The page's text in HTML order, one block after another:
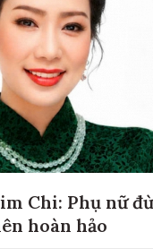
Chi: Phụ nữ
hoàn hảo